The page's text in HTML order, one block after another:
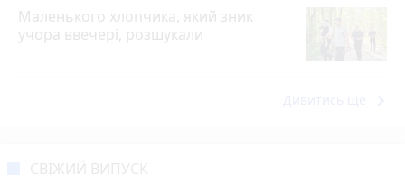
Маленького хлопчика, який зник
учора ввечері, розшукали